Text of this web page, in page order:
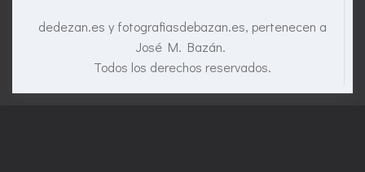
dedezan.es y fotografiasdebazan.es, pertenecen a
José M. Bazán.
Todos los derechos reservados.